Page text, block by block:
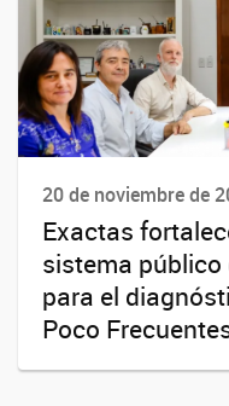
20 de noviembre de
Exactas
sistema público
para el
Poco